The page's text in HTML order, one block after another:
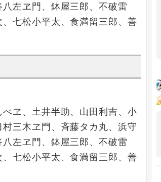
左ヱ門、鉢屋三郎、不破雷
七松小平太、食満留三郎、善
ヱ、土井半助、山田利吉、小
三木ヱ門、斉藤タカ丸、浜守
左ヱ門、鉢屋三郎、不破雷
七松小平太、食満留三郎、善